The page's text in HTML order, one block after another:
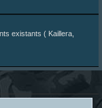
existants ( Kaillera,